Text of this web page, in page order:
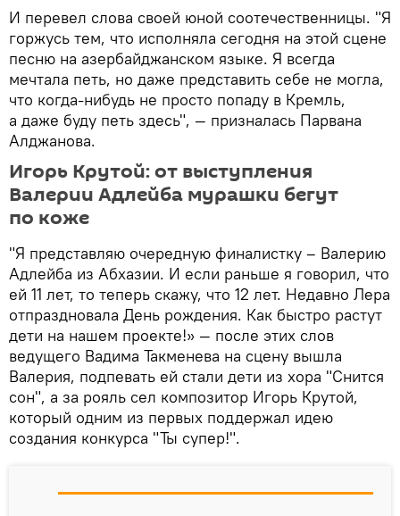
И перевел слова своей юной соотечественницы. "Я
горжусь тем, что исполняла сегодня на этой сцене
песню на азербайджанском языке. Я всегда
мечтала петь, но даже представить себе не могла,
что когда-нибудь не просто попаду в Кремль,
а даже буду петь здесь", — призналась Парвана
Алджанова.
Игорь Крутой: от выступления
Валерии Адлейба мурашки бегут
по коже
"Я представляю очередную финалистку – Валерию
Адлейба из Абхазии. И если раньше я говорил, что
ей 11 лет, то теперь скажу, что 12 лет. Недавно Лера
отпраздновала День рождения. Как быстро растут
дети на нашем проекте!» — после этих слов
ведущего Вадима Такменева на сцену вышла
Валерия, подпевать ей стали дети из хора "Снится
сон", а за рояль сел композитор Игорь Крутой,
который одним из первых поддержал идею
создания конкурса "Ты супер!".